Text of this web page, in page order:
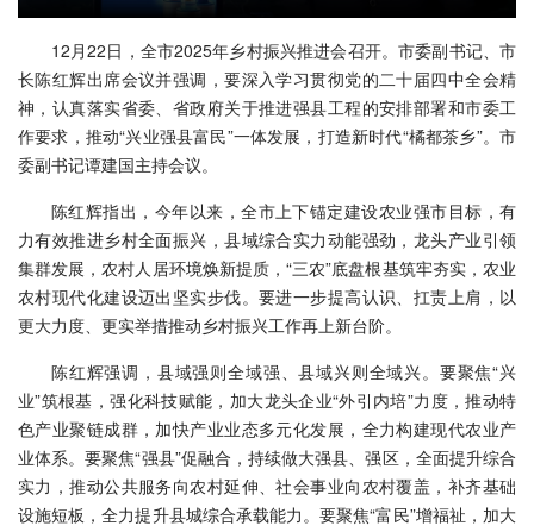
12月22日，全市2025年乡村振兴推进会召开。市委副书记、市
长陈红辉出席会议并强调，要深入学习贯彻党的二十届四中全会精
神，认真落实省委、省政府关于推进强县工程的安排部署和市委工
作要求，推动“兴业强县富民”一体发展，打造新时代“橘都茶乡”。市
委副书记谭建国主持会议。
陈红辉指出，今年以来，全市上下锚定建设农业强市目标，有
力有效推进乡村全面振兴，县域综合实力动能强劲，龙头产业引领
集群发展，农村人居环境焕新提质，“三农”底盘根基筑牢夯实，农业
农村现代化建设迈出坚实步伐。要进一步提高认识、扛责上肩，以
更大力度、更实举措推动乡村振兴工作再上新台阶。
陈红辉强调，县域强则全域强、县域兴则全域兴。要聚焦“兴
业”筑根基，强化科技赋能，加大龙头企业“外引内培”力度，推动特
色产业聚链成群，加快产业业态多元化发展，全力构建现代农业产
业体系。要聚焦“强县”促融合，持续做大强县、强区，全面提升综合
实力，推动公共服务向农村延伸、社会事业向农村覆盖，补齐基础
设施短板，全力提升县城综合承载能力。要聚焦“富民”增福祉，加大